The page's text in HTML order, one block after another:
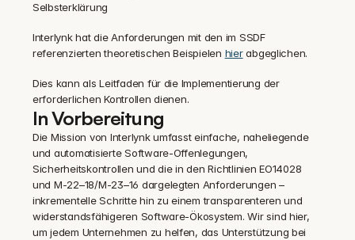
Selbsterklärung
Interlynk hat die Anforderungen mit den im SSDF
referenzierten theoretischen Beispielen hier abgeglichen.
Dies kann als Leitfaden für die Implementierung der
erforderlichen Kontrollen dienen.
In Vorbereitung
Die Mission von Interlynk umfasst einfache, naheliegende
und automatisierte Software-Offenlegungen,
Sicherheitskontrollen und die in den Richtlinien EO14028
und M-22–18/M-23–16 dargelegten Anforderungen –
inkrementelle Schritte hin zu einem transparenteren und
widerstandsfähigeren Software-Ökosystem. Wir sind hier,
um jedem Unternehmen zu helfen, das Unterstützung bei